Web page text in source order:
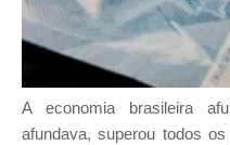
A economia brasileira
afundava, superou todos